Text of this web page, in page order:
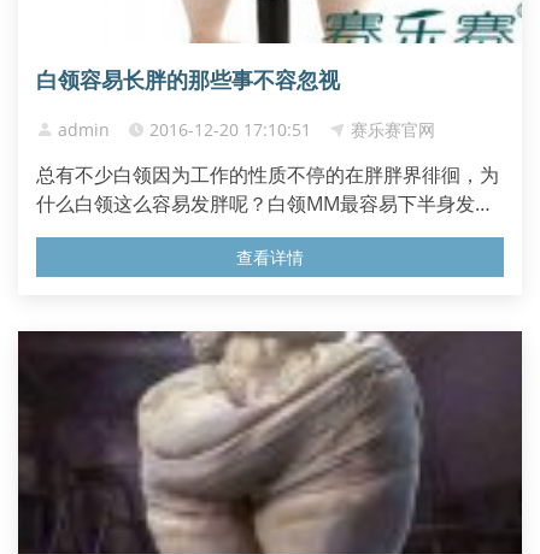
白领容易长胖的那些事不容忽视
admin 2016-12-20 17:10:51 赛乐赛官网
总有不少白领因为工作的性质不停的在胖胖界徘徊，为
什么白领这么容易发胖呢？白领MM最容易下半身发胖
了,平时工作繁忙,长期处于身心俱疲的状态,久坐不运
动，饮食也是一方面。但还是有很多朋友疑惑：职场女
施。在工作场所仰赖电子邮...
查看详情